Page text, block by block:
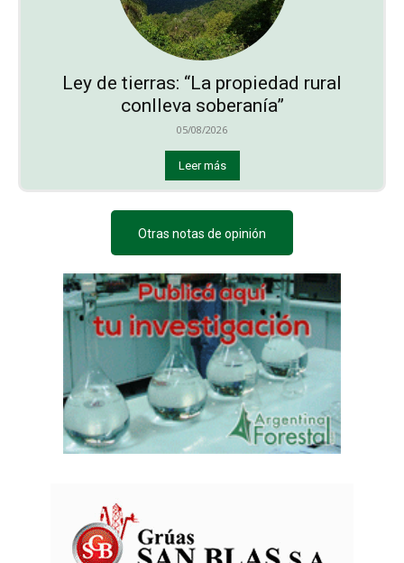
Ley de tierras: “La propiedad rural
conlleva soberanía”
05/08/2026
Leer más
Otras notas de opinión